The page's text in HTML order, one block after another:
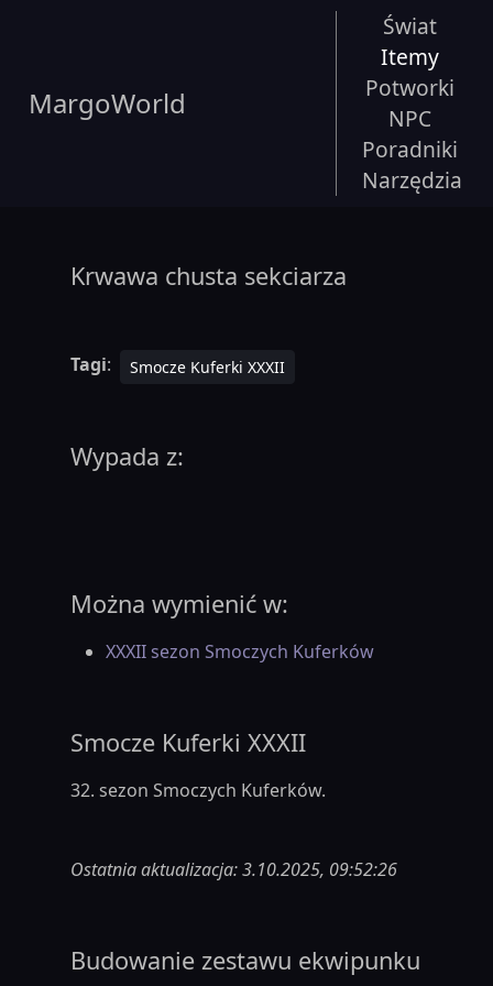
MargoWorld
Świat
Itemy
Potworki
NPC
Poradniki
Narzędzia
Krwawa chusta sekciarza
Tagi: Smocze Kuferki XXXII
Wypada z:
Można wymienić w:
XXXII sezon Smoczych Kuferków
Smocze Kuferki XXXII
32. sezon Smoczych Kuferków.
Ostatnia aktualizacja: 3.10.2025, 09:52:26
Budowanie zestawu ekwipunku